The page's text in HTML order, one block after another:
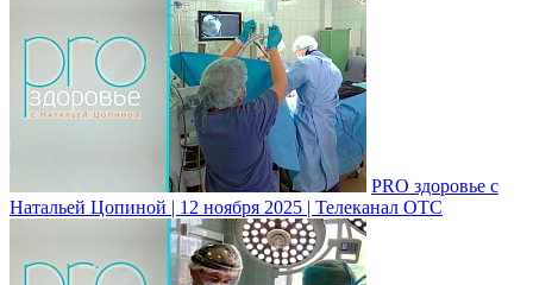
PRO здоровье с
Натальей Цопиной | 12 ноября 2025 | Телеканал ОТС